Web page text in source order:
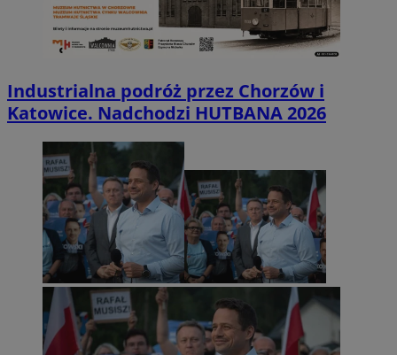
Industrialna podróż przez Chorzów i
Katowice. Nadchodzi HUTBANA 2026